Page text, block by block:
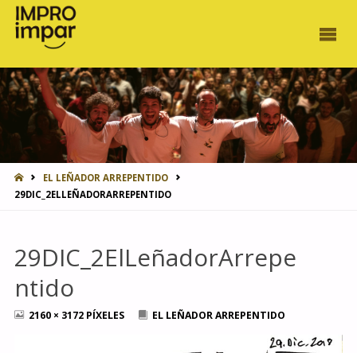
INICIOEL LEÑADOR ARREPENTIDO
29DIC_2ELLEÑADORARREPENTIDO
29DIC_2ElLeñadorArrepe
ntido
TAMAÑO
2160 × 3172 PÍXELES EL LEÑADOR ARREPENTIDO